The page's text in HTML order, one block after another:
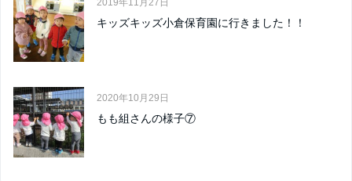
2019年11月27日
キッズキッズ小倉保育園に行きました！！
2020年10月29日
もも組さんの様子⑦